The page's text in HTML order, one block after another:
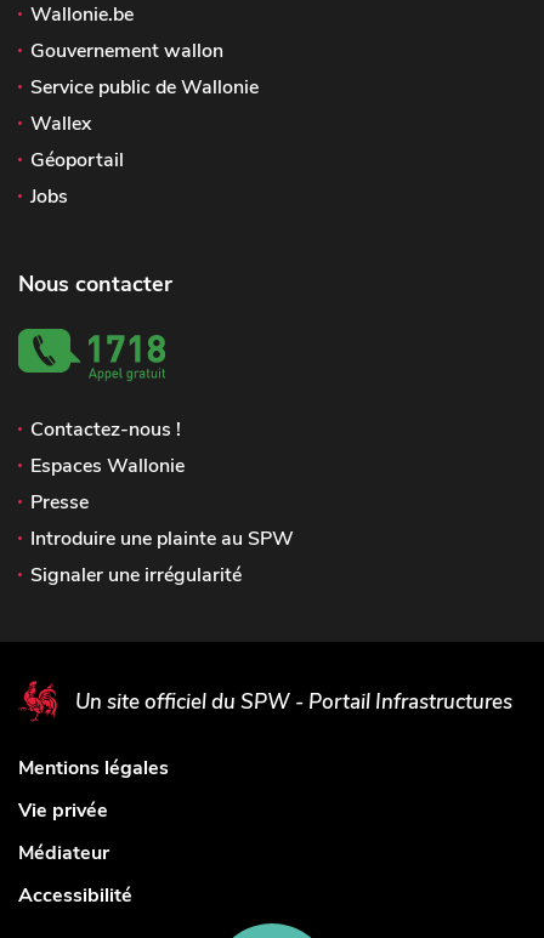
Wallonie.be
Gouvernement wallon
Service public de Wallonie
Wallex
Géoportail
Jobs
Nous contacter
Contactez-nous !
Espaces Wallonie
Presse
Introduire une plainte au SPW
Signaler une irrégularité
Un site officiel du SPW - Portail Infrastructures
Mentions légales
Vie privée
Médiateur
Accessibilité